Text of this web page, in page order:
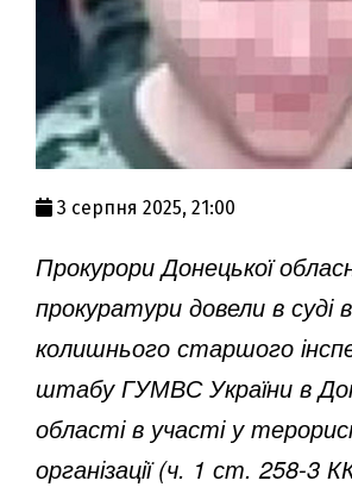
3 серпня 2025, 21:00
Прокурори Донецької
прокуратури довели в суді
колишнього старшого
штабу ГУМВС України в
області в участі у
організації (ч. 1 ст. 258-3